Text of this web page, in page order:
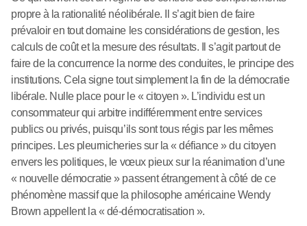
propre à la rationalité néolibérale. Il s’agit bien de faire
prévaloir en tout domaine les considérations de gestion, les
calculs de coût et la mesure des résultats. Il s’agit partout de
faire de la concurrence la norme des conduites, le principe des
institutions. Cela signe tout simplement la fin de la démocratie
libérale. Nulle place pour le « citoyen ». L’individu est un
consommateur qui arbitre indifféremment entre services
publics ou privés, puisqu’ils sont tous régis par les mêmes
principes. Les pleurnicheries sur la « défiance » du citoyen
envers les politiques, le vœux pieux sur la réanimation d’une
« nouvelle démocratie » passent étrangement à côté de ce
phénomène massif que la philosophe américaine Wendy
Brown appellent la « dé-démocratisation ».